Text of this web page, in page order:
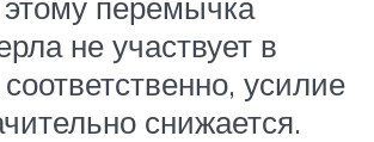
не участвует в
усилие
снижается.